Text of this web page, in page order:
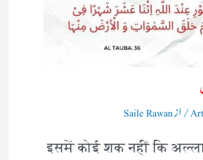
/ ازSaile Rawan
इसमें कोई शक नहीं कि